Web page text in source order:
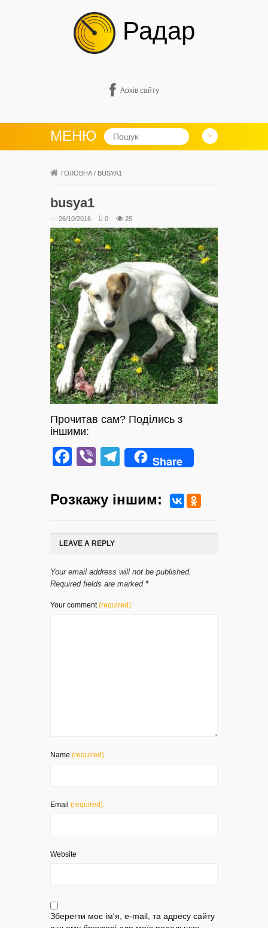
Радар
Архів сайту
МЕНЮ
ГОЛОВНА / BUSYA1
busya1
— 26/10/2016 0 25
Прочитав сам? Поділись з
іншими:
Facebook
ViberTelegram
Share
Розкажу iншим:
LEAVE A REPLY
Your email address will not be published.
Required fields are marked *
Your comment(required):
Name (required):
Email (required):
Website
Зберегти моє ім'я, e-mail, та адресу сайту